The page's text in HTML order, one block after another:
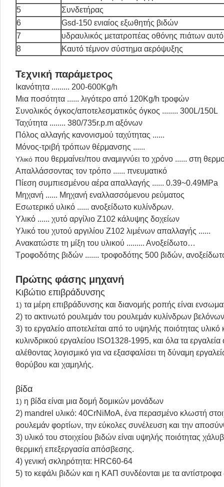
5
Συνδετήρας
6
Gsd-150 ενιαίος εξωθητής βιδών
7
υδραυλικός μετατροπέας οθόνης πιάτων
8
Καυτό τέμνον σύστημα αερόψυξης
Τεχνική παράμετρος
Ικανότητα ......... 200-600Kg/h
Μια ποσότητα ...... λιγότερο από 120Kg/h τροφών
Συνολικός όγκος/αποτελεσματικός όγκος ........ 300L/150L
Ταχύτητα ........ 380/735r.p.m αξόνων
Πόλος αλλαγής κανονισμού ταχύτητας ......
Μόνος-τριβή τρόπων θέρμανσης ......
Υλικό που θερμαίνει/που αναμιγνύει το χρόνο ...... στη
Απαλλάσσοντας τον τρόπο ...... πνευματικό
Πίεση συμπιεσμένου αέρα απαλλαγής ...... 0.39~0.49MPa
Μηχανή ...... Μηχανή εναλλασσόμενου ρεύματος
Εσωτερικό υλικό ...... ανοξείδωτο κυλίνδρων.
Υλικό ...... χυτό αργίλιο Z102 κάλυψης δοχείων
Υλικό του χυτού αργιλίου Z102 λιμένων απαλλαγής ......
Ανακατώστε τη μίξη του υλικού ......... Ανοξείδωτο…
Τροφοδότης βιδών ....... τροφοδότης 500 βιδών,
Πρώτης φάσης μηχανή
Κιβώτιο επιβράδυνσης
1) τα μέρη επιβράδυνσης και διανομής ροπής είναι
2) το ακτινωτό ρουλεμάν του ρουλεμάν κυλίνδρων
3) το εργαλείο αποτελείται από το υψηλής ποιότητας
κυλινδρικού εργαλείου ISO1328-1995, και όλα τα εργαλεία
αλέθοντας λογισμικό για να εξασφαλίσει τη δύναμη
θορύβου και χαμηλής.
βίδα
1) η βίδα είναι μια δομή δομικών μονάδων
2) mandrel υλικό: 40CrNiMoA, ένα περασμένο κλωστή
ρουλεμάν φορτίων, την εύκολες συνέλευση και την
3) υλικό του στοιχείου βιδών είναι υψηλής ποιότητας
θερμική επεξεργασία απόσβεσης.
4) γενική σκληρότητα: HRC60-64
5) το κεφάλι βιδών και η ΚΑΠ συνδέονται με τα